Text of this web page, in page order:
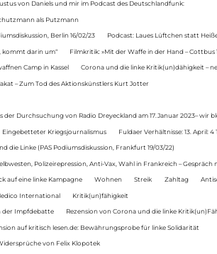
von Daniels und mir im Podcast des Deutschlandfunk:
als Putzmann
Berlin 16/02/23 Podcast: Laues Lüftchen statt
kommt darin um“ Filmkritik: »Mit der Waffe in der Hand – Cottbus
Camp in Kassel Corona und die linke Kritik(un)dähigkeit –
– Zum Tod des Aktionskünstlers Kurt Jotter
der Durchsuchung von Radio Dreyeckland am 17.Januar 2023– wir
Eingebetteter Kriegsjournalismus Fuldaer Verhältnisse: 13. April:
die Linke (PAS Podiumsdiskussion, Frankfurt 19/03/22)
Polizeirepression, Anti-Vax, Wahl in Frankreich – Gespräch
auf eine linke Kampagne Wohnen Streik Zahltag
International Kritik(un)fähigkeit
der Impfdebatte Rezension von Corona und die linke
auf kritisch lesen.de: Bewährungsprobe für linke Solidarität
von Felix Klopotek